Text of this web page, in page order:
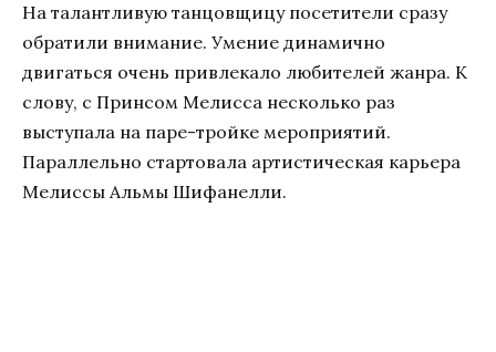
На талантливую танцовщицу посетители сразу
обратили внимание. Умение динамично
двигаться очень привлекало любителей жанра. К
слову, с Принсом Мелисса несколько раз
выступала на паре-тройке мероприятий.
Параллельно стартовала артистическая карьера
Мелиссы Альмы Шифанелли.